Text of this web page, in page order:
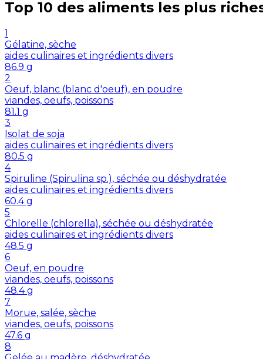
Top 10 des aliments les plus
1
Gélatine, sèche
aides culinaires et ingrédients divers
86.9 g
2
Oeuf, blanc (blanc d'oeuf), en poudre
viandes, oeufs, poissons
81.1 g
3
Isolat de soja
aides culinaires et ingrédients divers
80.5 g
4
Spiruline (Spirulina sp.), séchée ou déshydratée
aides culinaires et ingrédients divers
60.4 g
5
Chlorelle (chlorella), séchée ou déshydratée
aides culinaires et ingrédients divers
48.5 g
6
Oeuf, en poudre
viandes, oeufs, poissons
48.4 g
7
Morue, salée, sèche
viandes, oeufs, poissons
47.6 g
8